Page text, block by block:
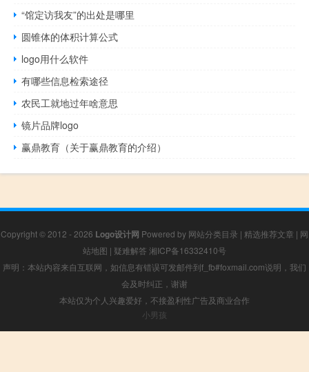
“馆定访我友”的出处是哪里
圆锥体的体积计算公式
logo用什么软件
有哪些信息检索途径
农民工就地过年啥意思
镜片品牌logo
赢鼎教育（关于赢鼎教育的介绍）
Copyright © 2012 - 2026 Logo设计网 Powered by 网站分类目录 | 精选推荐文章 | 网
站地图 | 疑难解答 湘ICP备16332410号
声明：本站内容来自互联网，如信息有错误可发邮件到f_fb#foxmail.com说明，我们
会及时纠正，谢谢
本站仅为个人兴趣爱好，不接盈利性广告及商业合作
小男孩